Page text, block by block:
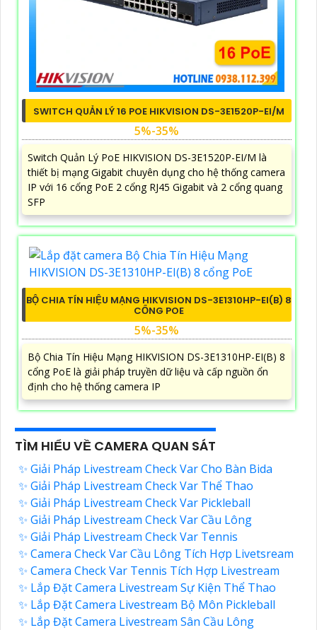
SWITCH QUẢN LÝ 16 POE HIKVISION DS-3E1520P-EI/M
5%-35%
Switch Quản Lý PoE HIKVISION DS-3E1520P-EI/M là
thiết bị mạng Gigabit chuyên dụng cho hệ thống camera
IP với 16 cổng PoE 2 cổng RJ45 Gigabit và 2 cổng quang
SFP
BỘ CHIA TÍN HIỆU MẠNG HIKVISION DS-3E1310HP-EI(B) 8
CỔNG POE
5%-35%
Bộ Chia Tín Hiệu Mạng HIKVISION DS-3E1310HP-EI(B) 8
cổng PoE là giải pháp truyền dữ liệu và cấp nguồn ổn
định cho hệ thống camera IP
TÌM HIỂU VỀ CAMERA QUAN SÁT
✨ Giải Pháp Livestream Check Var Cho Bàn Bida
✨ Giải Pháp Livestream Check Var Thể Thao
✨ Giải Pháp Livestream Check Var Pickleball
✨ Giải Pháp Livestream Check Var Cầu Lông
✨ Giải Pháp Livestream Check Var Tennis
✨ Camera Check Var Cầu Lông Tích Hợp Livetsream
✨ Camera Check Var Tennis Tích Hợp Livestream
✨ Lắp Đặt Camera Livestream Sự Kiện Thể Thao
✨ Lắp Đặt Camera Livestream Bộ Môn Pickleball
✨ Lắp Đặt Camera Livestream Sân Cầu Lông